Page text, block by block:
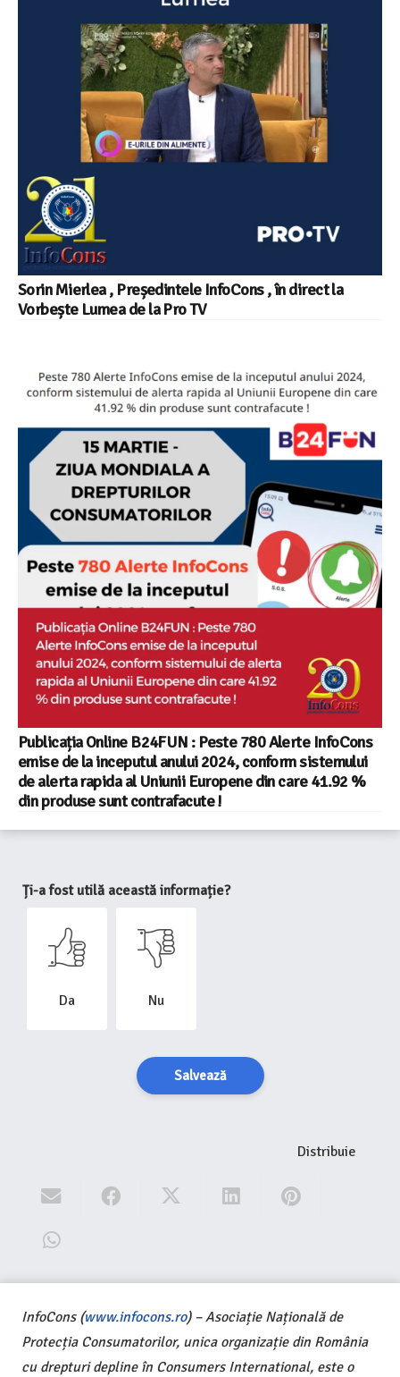
Sorin Mierlea , Președintele InfoCons , în direct la
Vorbește Lumea de la Pro TV
Publicația Online B24FUN : Peste 780 Alerte InfoCons
emise de la inceputul anului 2024, conform sistemului
de alerta rapida al Uniunii Europene din care 41.92 %
din produse sunt contrafacute !
Ți-a fost utilă această informație?
Da Nu
Salvează
Distribuie
InfoCons (www.infocons.ro) – Asociație Națională de
Protecția Consumatorilor, unica organizație din România
cu drepturi depline în Consumers International, este o